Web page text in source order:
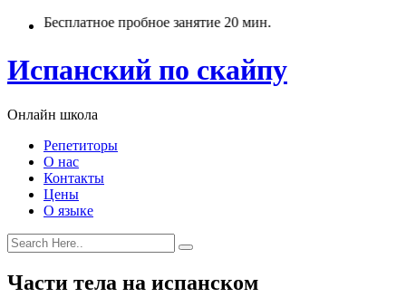
Бесплатное пробное занятие 20 мин.
Испанский по скайпу
Онлайн школа
Репетиторы
О нас
Контакты
Цены
О языке
Части тела на испанском